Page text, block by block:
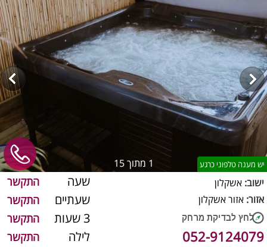
1 מתוך 15 יש מענה טלפוני כרגע
שעה התקשר
שעתיים התקשר
3 שעות התקשר
לילה התקשר
ישוב: אשקלון
אזור: אזור אשקלון
052-9124079